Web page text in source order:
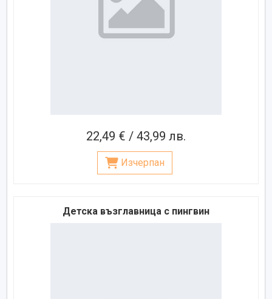
22,49 € / 43,99 лв.
Изчерпан
Детска възглавница с пингвин